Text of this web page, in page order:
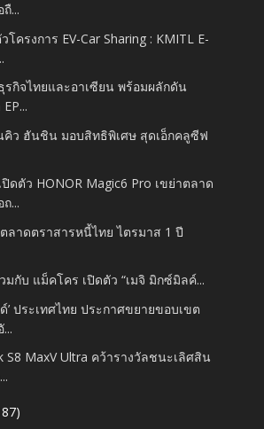
...
โครงการ EV-Car Sharing : KMITL E-
รกิจไทยและอาเซียน พร้อมผลักดัน
คิว ฮันชิน มอบสิทธิพิเศษ สุดเอ็กคลูซีฟ
ปิดตัว HONOR Magic6 Pro เขย่าตลาด
...
ลาดตราสารหนี้ไทย ไตรมาส 1 ปี
มกับ แม็คโคร เปิดตัว “เมจิ มิกซ์มิลค์...
’ ประเทศไทย ประกาศขยายขอบเขต
S8 MaxV Ultra คว้ารางวัลชนะเลิศสิน